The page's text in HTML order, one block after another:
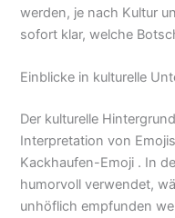
werden, je nach Kultur
sofort klar, welche
Einblicke in kulturelle
Der kulturelle
Interpretation von
Kackhaufen-Emoji . In
humorvoll verwendet,
unhöflich empfunden